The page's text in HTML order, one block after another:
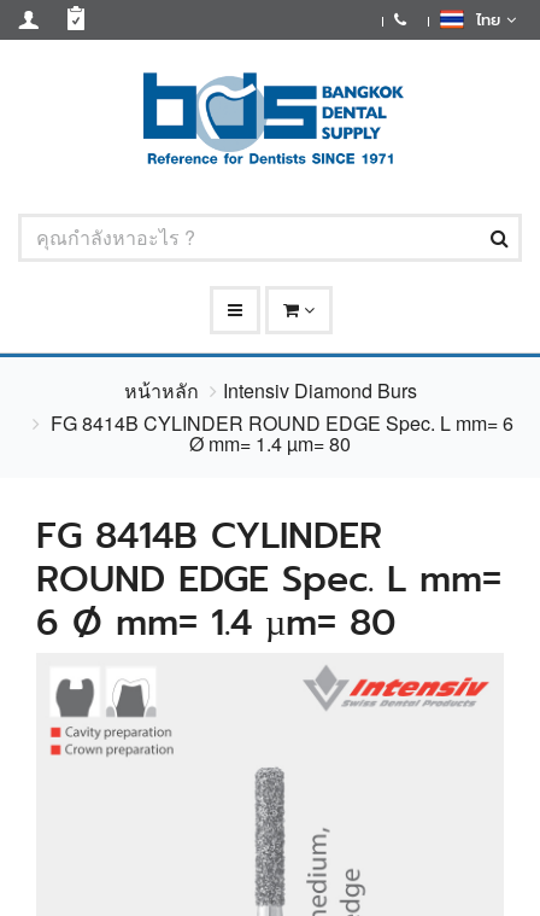
ไทย
หน้าหลัก
Intensiv Diamond Burs
FG 8414B CYLINDER ROUND EDGE Spec. L mm= 6
Ø mm= 1.4 µm= 80
FG 8414B CYLINDER
ROUND EDGE Spec. L mm=
6 Ø mm= 1.4 µm= 80